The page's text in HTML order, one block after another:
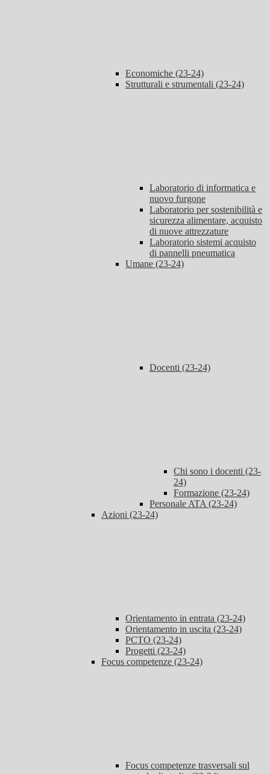
Economiche (23-24)
Strutturali e strumentali (23-24)
Laboratorio di informatica e
nuovo furgone
Laboratorio per sostenibilità e
sicurezza alimentare, acquisto
di nuove attrezzature
Laboratorio sistemi acquisto
di pannelli pneumatica
Umane (23-24)
Docenti (23-24)
Chi sono i docenti (23-
24)
Formazione (23-24)
Personale ATA (23-24)
Azioni (23-24)
Orientamento in entrata (23-24)
Orientamento in uscita (23-24)
PCTO (23-24)
Progetti (23-24)
Focus competenze (23-24)
Focus competenze trasversali sul